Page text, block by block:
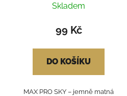
Skladem
99 Kč
DO KOŠÍKU
MAX PRO SKY – jemně matná